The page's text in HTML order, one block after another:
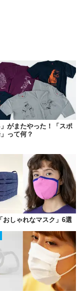
も即完売の可能性
イスカバー）』
マー）の「UAス
」がまたやった！「スポ
って何？
おしゃれなマスク」6選